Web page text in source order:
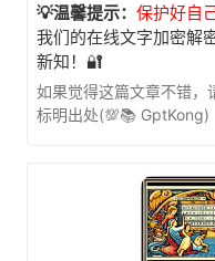
💡温馨提示： 保护好自
我们的在线文字加密解
新知！🔐
如果觉得这篇文章不错，
标明出处(💯📚 GptKong)